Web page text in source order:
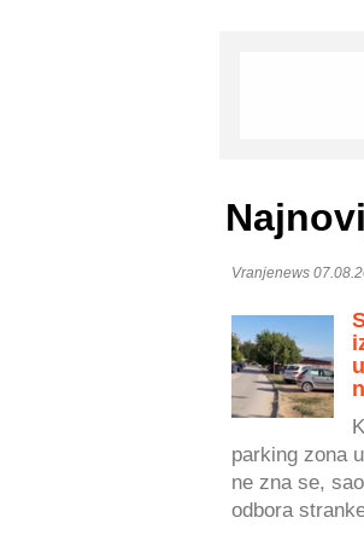
Vranjenews
parking zona
ne zna se,
odbora